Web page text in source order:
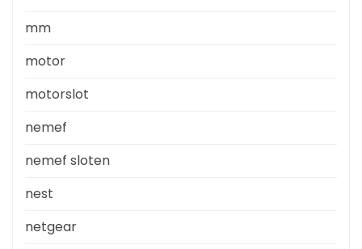
mm
motor
motorslot
nemef
nemef sloten
nest
netgear